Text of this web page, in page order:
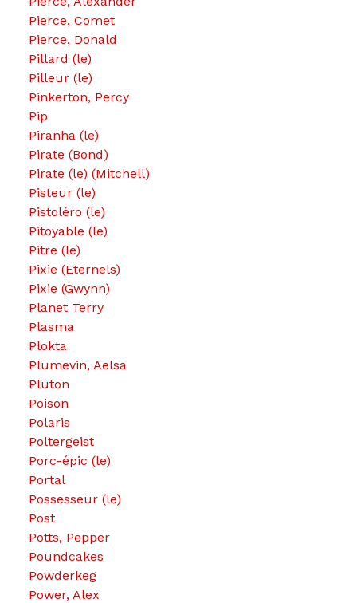
Pierce, Comet
Pierce, Donald
Pillard (le)
Pilleur (le)
Pinkerton, Percy
Pip
Piranha (le)
Pirate (Bond)
Pirate (le) (Mitchell)
Pisteur (le)
Pistoléro (le)
Pitoyable (le)
Pitre (le)
Pixie (Eternels)
Pixie (Gwynn)
Planet Terry
Plasma
Plokta
Plumevin, Aelsa
Pluton
Poison
Polaris
Poltergeist
Porc-épic (le)
Portal
Possesseur (le)
Post
Potts, Pepper
Poundcakes
Powderkeg
Power, Alex